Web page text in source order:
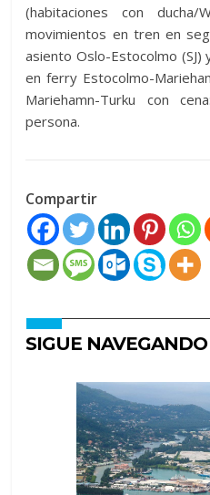
(habitaciones con ducha/
movimientos en tren en
asiento Oslo-Estocolmo (SJ)
en ferry Estocolmo-
Mariehamn-Turku con
persona.
Compartir
SIGUE NAVEGANDO